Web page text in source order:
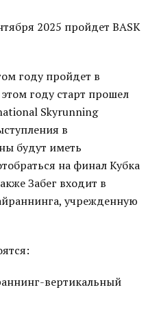
2025 пройдет BASK
году пройдет в
году старт прошел
Skyrunning
в
будут иметь
на финал Кубка
Забег входит в
учрежденную
вертикальный